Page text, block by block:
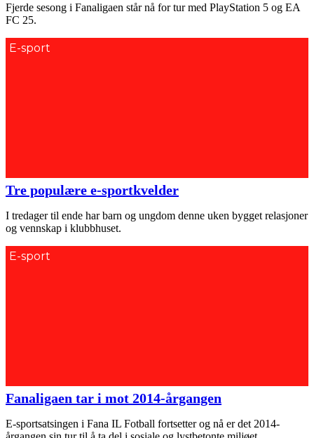
Fjerde sesong i Fanaligaen står nå for tur med PlayStation 5 og EA
FC 25.
E-sport
Tre populære e-sportkvelder
I tredager til ende har barn og ungdom denne uken bygget relasjoner
og vennskap i klubbhuset.
E-sport
Fanaligaen tar i mot 2014-årgangen
E-sportsatsingen i Fana IL Fotball fortsetter og nå er det 2014-